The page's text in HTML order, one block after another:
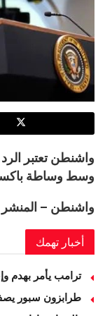
واشنطن تعتبر
وسط وساطة
واشنطن – المنشر
أخبار تهمك
ترامب يأمر بهدم
طرابزون سبور